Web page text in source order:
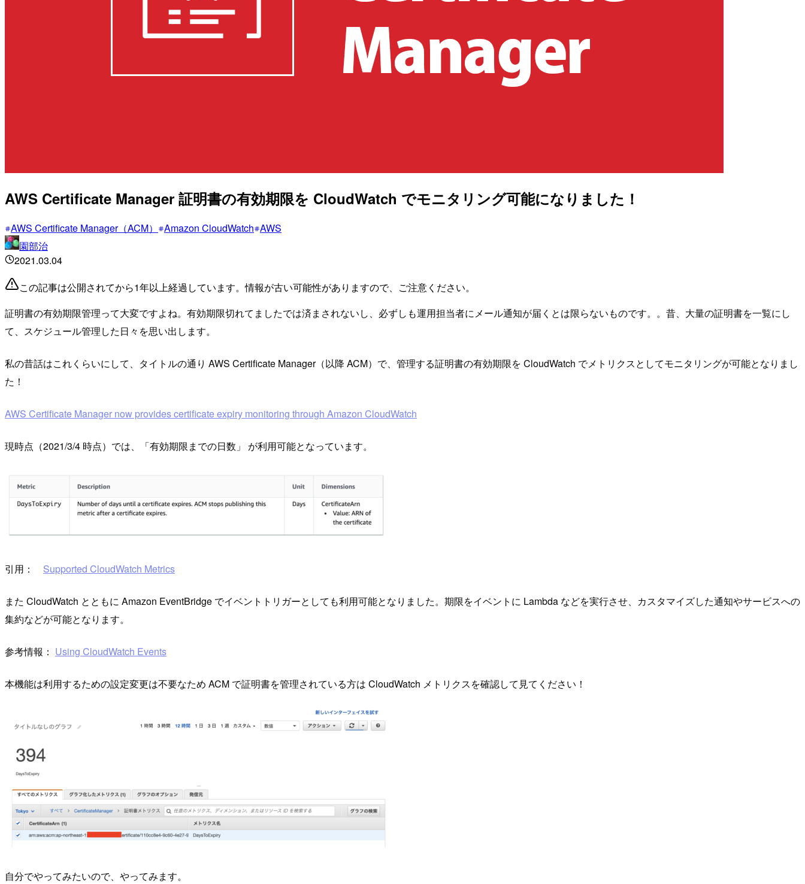
AWS Certificate Manager 証明書の有効期限を CloudWatch でモニタリング可能になりました！
AWS Certificate Manager（ACM） Amazon CloudWatch AWS
園部治
2021.03.04
この記事は公開されてから1年以上経過しています。情報が古い可能性がありますので、ご注意ください。
証明書の有効期限管理って大変ですよね。有効期限切れてましたでは済まされないし、必ずしも運用担当者にメール通知が届くとは限らないものです。。昔、大量の証明書を一覧にし
て、スケジュール管理した日々を思い出します。
私の昔話はこれくらいにして、タイトルの通り AWS Certificate Manager（以降 ACM）で、管理する証明書の有効期限を CloudWatch でメトリクスとしてモニタリングが可能となりまし
た！
AWS Certificate Manager now provides certificate expiry monitoring through Amazon CloudWatch
現時点（2021/3/4 時点）では、「有効期限までの日数」 が利用可能となっています。
引用： Supported CloudWatch Metrics
また CloudWatch とともに Amazon EventBridge でイベントトリガーとしても利用可能となりました。期限をイベントに Lambda などを実行させ、カスタマイズした通知やサービスへの
集約などが可能となります。
参考情報： Using CloudWatch Events
本機能は利用するための設定変更は不要なため ACM で証明書を管理されている方は CloudWatch メトリクスを確認して見てください！
自分でやってみたいので、やってみます。